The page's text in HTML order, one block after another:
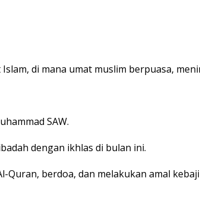
Islam, di mana umat muslim berpuasa,
SAW.
dengan ikhlas di bulan ini.
berdoa, dan melakukan amal